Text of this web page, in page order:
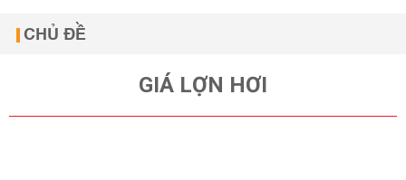
CHỦ ĐỀ
GIÁ LỢN HƠI